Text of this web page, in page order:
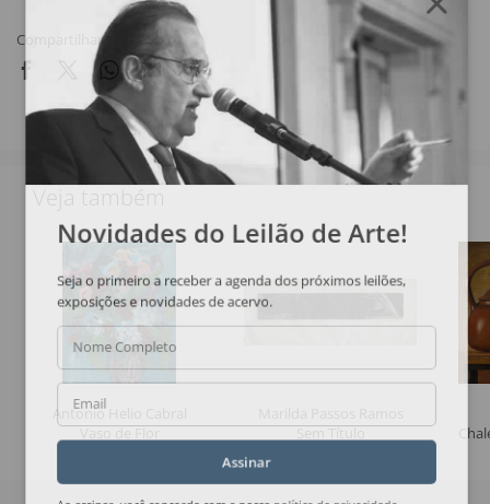
Compartilhar
Veja também
Antonio Helio Cabral
Vaso de Flor
Sem Título
Novidades do Leilão de Arte!
Seja o primeiro a receber a agenda dos próximos leilões,
exposições e novidades de acervo.
Nome Completo
Email
Assinar